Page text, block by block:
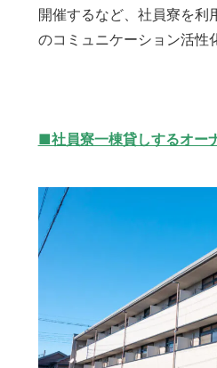
開催するなど、社員寮を利
のコミュニケーション活性
■社員寮一棟貸しするオー